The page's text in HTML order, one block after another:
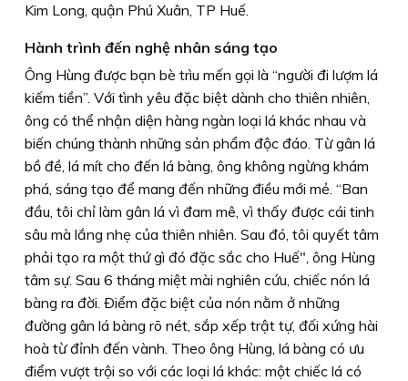
Kim Long, quận Phú Xuân, TP Huế.
Hành trình đến nghệ nhân sáng tạo
Ông Hùng được bạn bè trìu mến gọi là “người đi lượm lá
kiếm tiền”. Với tình yêu đặc biệt dành cho thiên nhiên,
ông có thể nhận diện hàng ngàn loại lá khác nhau và
biến chúng thành những sản phẩm độc đáo. Từ gân lá
bồ đề, lá mít cho đến lá bàng, ông không ngừng khám
phá, sáng tạo để mang đến những điều mới mẻ. “Ban
đầu, tôi chỉ làm gân lá vì đam mê, vì thấy được cái tinh
sâu mà lắng nhẹ của thiên nhiên. Sau đó, tôi quyết tâm
phải tạo ra một thứ gì đó đặc sắc cho Huế", ông Hùng
tâm sự. Sau 6 tháng miệt mài nghiên cứu, chiếc nón lá
bàng ra đời. Ðiểm đặc biệt của nón nằm ở những
đường gân lá bàng rõ nét, sắp xếp trật tự, đối xứng hài
hoà từ đỉnh đến vành. Theo ông Hùng, lá bàng có ưu
điểm vượt trội so với các loại lá khác: một chiếc lá có